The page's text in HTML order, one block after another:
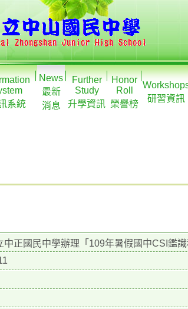
系統
News
最新
消息
Further
Study
升學資訊
Honor
Roll
榮譽榜
研習資訊
中正國民中學辦理「109年暑假國中CSI鑑識